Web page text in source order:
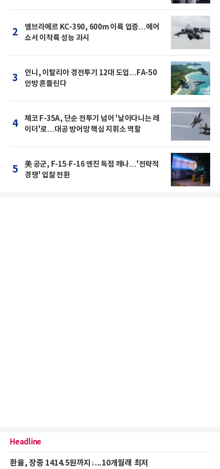
2
엠브라에르 KC-390, 600m 이륙 입증…에어
쇼서 이착륙 성능 과시
3
인니, 이탈리아 경전투기 12대 도입…FA-50
안방 흔들린다
4
체코 F-35A, 단순 전투기 넘어 '날아다니는 레
이더'로…대공 방어망 핵심 지휘소 역할
5
美 공군, F-15·F-16 엔진 독점 깨나…'전략적
경쟁' 입찰 전환
Headline
환율, 장중 1414.5원까지↓...10개월래 최저